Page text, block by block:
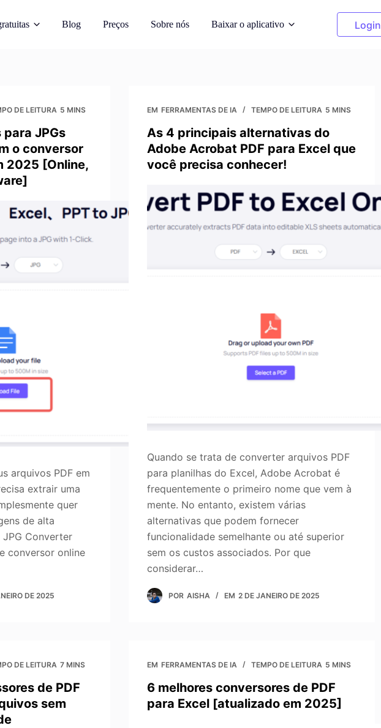
Alterador de plano de fundo
Planos de fundo instantâneos gerados
por IA
Recolorir roupas
Substitua a cor em um clique
Direitos autorais da imagem
Obtenha fotos livres de royalties do
reimagine
Removedor de plano de
fundo
cor
Aprimorador de fotos
Blog Preços Sobre nós Baixar o aplicativo Login
DE LEITURA 5 MINS
para JPGs
o conversor
2025 [Online,
arquivos PDF em
extrair uma
quer
de alta
Converter
conversor online
DE 2025
EM FERRAMENTAS DE IA TEMPO DE LEITURA 5 MINS
As 4 principais alternativas do
Adobe Acrobat PDF para Excel que
você precisa conhecer!
Quando se trata de converter arquivos PDF
para planilhas do Excel, Adobe Acrobat é
frequentemente o primeiro nome que vem à
mente. No entanto, existem várias
alternativas que podem fornecer
funcionalidade semelhante ou até superior
sem os custos associados. Por que
considerar…
POR AISHA EM 2 DE JANEIRO DE 2025
DE LEITURA 7 MINS
de PDF
sem
EM FERRAMENTAS DE IA TEMPO DE LEITURA 5 MINS
6 melhores conversores de PDF
para Excel [atualizado em 2025]